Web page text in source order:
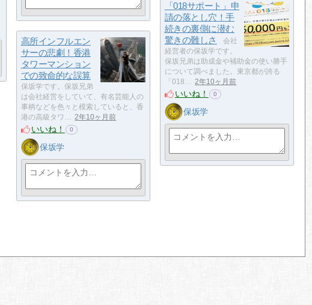
「018サポート」申
請の落とし穴！手
続きの裏側に潜む
驚きの難しさ
会社
経営者の保坂学です。
保坂兄弟は助成金や補助金の使い勝手
について調べました。東京都が誇る
「018…
2年10ヶ月前
いいね！ 0
保坂学
高所インフルエン
サーの悲劇！香港
タワーマンション
での致命的な誤算
保坂学です。保坂兄弟
は会社経営をしていて、有名芸能人の
事柄などを色々と模索していると、香
港の高級タワ…
2年10ヶ月前
いいね！ 0
保坂学